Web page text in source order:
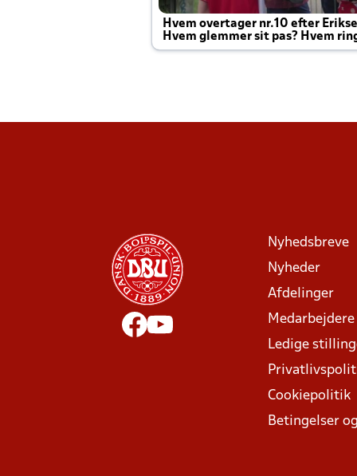
Hvem overtager nr.10 efter
Hvem glemmer sit pas? Hvem
Joachim altid til efter kampe?
Nyhedsbreve
Nyheder
Afdelinger
Medarbejdere
Ledige
Cookiepolitik
Betingelser